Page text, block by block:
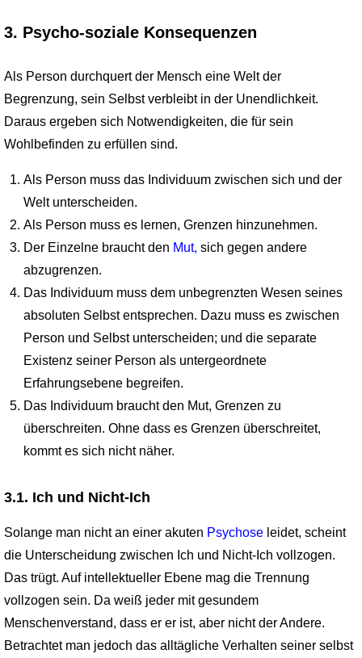
3. Psycho-soziale Konsequenzen
Als Person durchquert der Mensch eine Welt der
Begrenzung, sein Selbst verbleibt in der Unendlichkeit.
Daraus ergeben sich Notwendigkeiten, die für sein
Wohlbefinden zu erfüllen sind.
Als Person muss das Individuum zwischen sich und der
Welt unterscheiden.
Als Person muss es lernen, Grenzen hinzunehmen.
Der Einzelne braucht den Mut, sich gegen andere
abzugrenzen.
Das Individuum muss dem unbegrenzten Wesen seines
absoluten Selbst entsprechen. Dazu muss es zwischen
Person und Selbst unterscheiden; und die separate
Existenz seiner Person als untergeordnete
Erfahrungsebene begreifen.
Das Individuum braucht den Mut, Grenzen zu
überschreiten. Ohne dass es Grenzen überschreitet,
kommt es sich nicht näher.
3.1. Ich und Nicht-Ich
Solange man nicht an einer akuten Psychoseleidet, scheint
die Unterscheidung zwi­schen Ich und Nicht-Ich vollzogen.
Das trügt. Auf intellektueller Ebene mag die Trennung
vollzogen sein. Da weiß jeder mit gesundem
Menschenverstand, dass er er ist, aber nicht der Andere.
Betrachtet man jedoch das alltägliche Verhalten seiner selbst